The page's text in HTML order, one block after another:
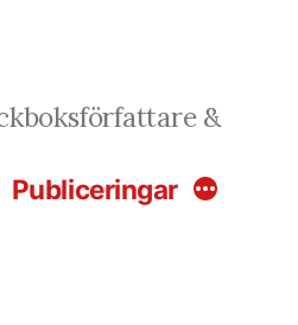
&
Publiceringar Mer